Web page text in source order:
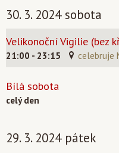
30. 3. 2024 sobota
Velikonoční Vigilie (bez
21:00 - 23:15 celebruje
Bílá sobota
celý den
29. 3. 2024 pátek